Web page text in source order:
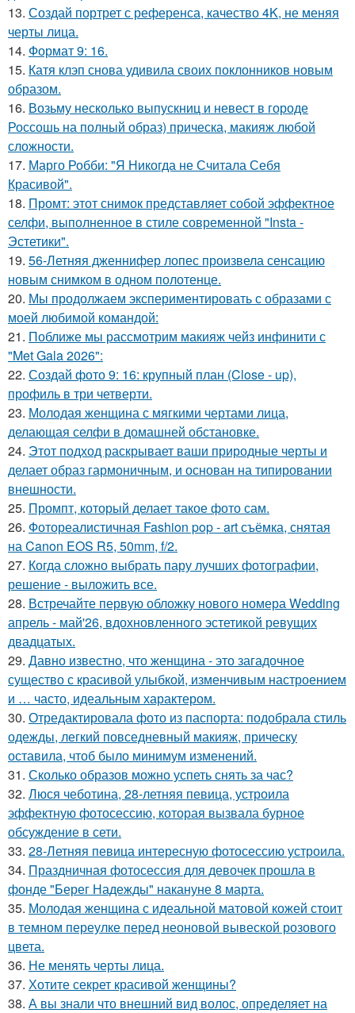
13. Создай портрет с референса, качество 4K, не меняя
черты лица.
14. Формат 9: 16.
15. Катя клэп снова удивила своих поклонников новым
образом.
16. Возьму несколько выпускниц и невест в городе
Россошь на полный образ) прическа, макияж любой
сложности.
17. Марго Робби: "Я Никогда не Считала Себя
Красивой".
18. Промт: этот снимок представляет собой эффектное
селфи, выполненное в стиле современной "Insta -
Эстетики".
19. 56-Летняя дженнифер лопес произвела сенсацию
новым снимком в одном полотенце.
20. Мы продолжаем экспериментировать с образами с
моей любимой командой:
21. Поближе мы рассмотрим макияж чейз инфинити с
"Met Gala 2026":
22. Создай фото 9: 16: крупный план (Close - up),
профиль в три четверти.
23. Молодая женщина с мягкими чертами лица,
делающая селфи в домашней обстановке.
24. Этот подход раскрывает ваши природные черты и
делает образ гармоничным, и основан на типировании
внешности.
25. Промпт, который делает такое фото сам.
26. Фотореалистичная Fashion pop - art съёмка, снятая
на Canon EOS R5, 50mm, f/2.
27. Когда сложно выбрать пару лучших фотографии,
решение - выложить все.
28. Встречайте первую обложку нового номера Wedding
апрель - май'26, вдохновленного эстетикой ревущих
двадцатых.
29. Давно известно, что женщина - это загадочное
существо с красивой улыбкой, изменчивым настроением
и … часто, идеальным характером.
30. Отредактировала фото из паспорта: подобрала стиль
одежды, легкий повседневный макияж, прическу
оставила, чтоб было минимум изменений.
31. Сколько образов можно успеть снять за час?
32. Люся чеботина, 28-летняя певица, устроила
эффектную фотосессию, которая вызвала бурное
обсуждение в сети.
33. 28-Летняя певица интересную фотосессию устроила.
34. Праздничная фотосессия для девочек прошла в
фонде "Берег Надежды" накануне 8 марта.
35. Молодая женщина с идеальной матовой кожей стоит
в темном переулке перед неоновой вывеской розового
цвета.
36. Не менять черты лица.
37. Хотите секрет красивой женщины?
38. А вы знали что внешний вид волос, определяет на